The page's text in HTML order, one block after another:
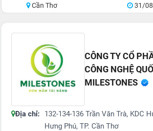
Cần Thơ
31/
CÔNG TY CỔ
CÔNG NGHỆ
MILESTONES
Địa chỉ:
132-134-136 Trần Văn Trà, KDC
Hưng Phú, TP. Cần Thơ